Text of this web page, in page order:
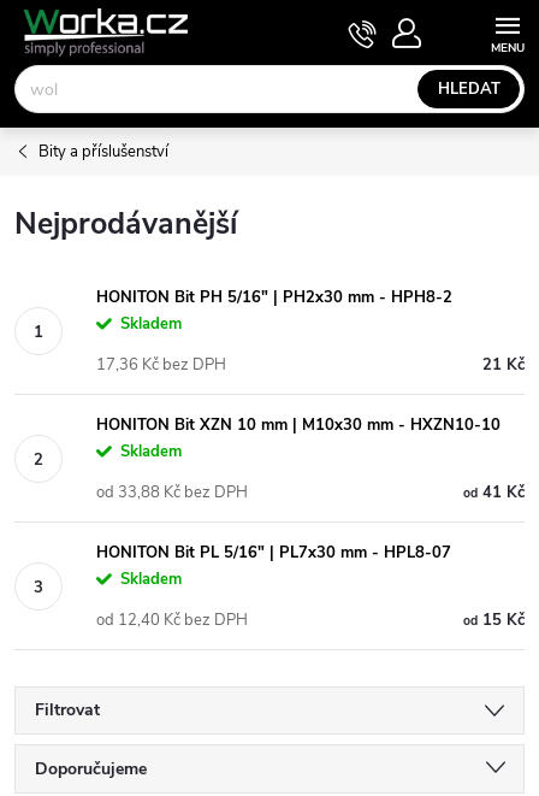
Přejít
obsah
HLEDAT
NÁKUPNÍ
KOŠÍK
Bity a příslušenství
Nejprodávanější
HONITON Bit PH 5/16" | PH2x30 mm - HPH8-2
Skladem
21 Kč
17,36 Kč bez DPH
HONITON Bit XZN 10 mm | M10x30 mm - HXZN10-10
Skladem
od41 Kč
od 33,88 Kč bez DPH
HONITON Bit PL 5/16" | PL7x30 mm - HPL8-07
Skladem
od15 Kč
od 12,40 Kč bez DPH
Filtrovat
Ř
Doporučujeme